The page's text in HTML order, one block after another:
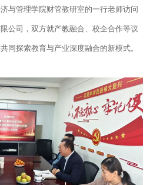
与管理学院财管教研室的一行老师访问
公司，双方就产教融合、校企合作等议
同探索教育与产业深度融合的新模式。